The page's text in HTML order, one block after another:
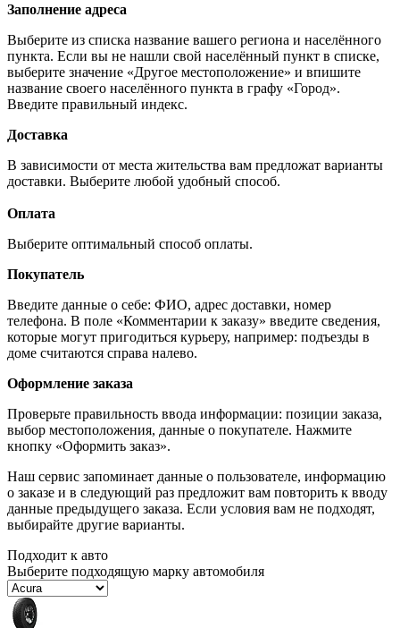
Заполнение адреса
Выберите из списка название вашего региона и населённого
пункта. Если вы не нашли свой населённый пункт в списке,
выберите значение «Другое местоположение» и впишите
название своего населённого пункта в графу «Город».
Введите правильный индекс.
Доставка
В зависимости от места жительства вам предложат варианты
доставки. Выберите любой удобный способ.
Оплата
Выберите оптимальный способ оплаты.
Покупатель
Введите данные о себе: ФИО, адрес доставки, номер
телефона. В поле «Комментарии к заказу» введите сведения,
которые могут пригодиться курьеру, например: подъезды в
доме считаются справа налево.
Оформление заказа
Проверьте правильность ввода информации: позиции заказа,
выбор местоположения, данные о покупателе. Нажмите
кнопку «Оформить заказ».
Наш сервис запоминает данные о пользователе, информацию
о заказе и в следующий раз предложит вам повторить к вводу
данные предыдущего заказа. Если условия вам не подходят,
выбирайте другие варианты.
Подходит к авто
Выберите подходящую марку автомобиля